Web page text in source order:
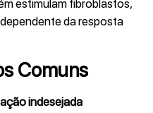
estimulam fibroblastos,
da resposta
Comuns
indesejada